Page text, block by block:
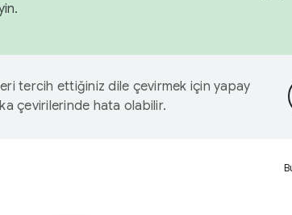
tercih ettiğiniz dile çevirmek için yapay
çevirilerinde hata olabilir.